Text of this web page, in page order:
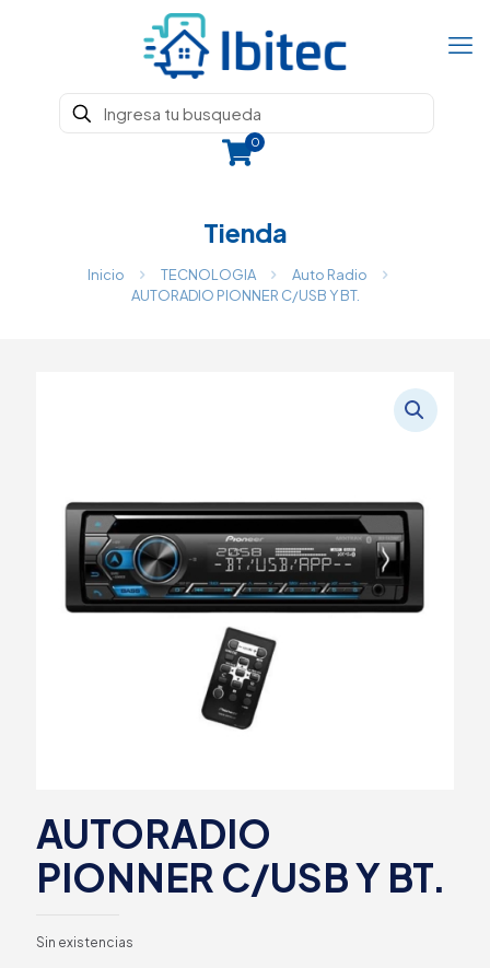
0
Tienda
Inicio TECNOLOGIA
Auto Radio
AUTORADIO PIONNER C/USB Y BT.
AUTORADIO
PIONNER C/USB Y BT.
Sin existencias